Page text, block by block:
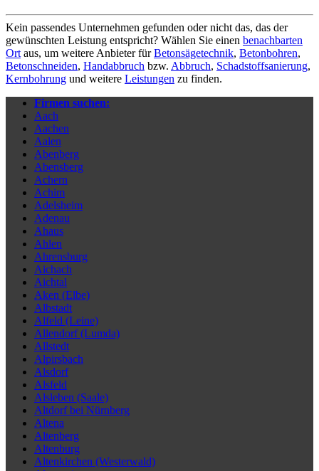
Kein passendes Unternehmen gefunden oder nicht das, das der
gewünschten Leistung entspricht? Wählen Sie einen benachbarten
Ort aus, um weitere Anbieter fürBetonsägetechnik, Betonbohren,
Betonschneiden, Handabbruch bzw. Abbruch, Schadstoffsanierung,
Kernbohrung und weitere Leistungen zu finden.
Firmen suchen:
Aach
Aachen
Aalen
Abenberg
Abensberg
Achern
Achim
Adelsheim
Adenau
Ahaus
Ahlen
Ahrensburg
Aichach
Aichtal
Aken (Elbe)
Albstadt
Alfeld (Leine)
Allendorf (Lumda)
Allstedt
Alpirsbach
Alsdorf
Alsfeld
Alsleben (Saale)
Altdorf bei Nürnberg
Altena
Altenberg
Altenburg
Altenkirchen (Westerwald)